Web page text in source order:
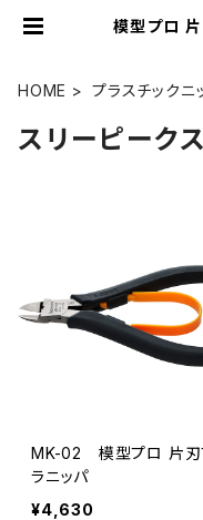
模型プロ
HOME プラスチックニ
スリーピーク
MK-02 模型プロ 片刃
ラニッパ
¥4,630